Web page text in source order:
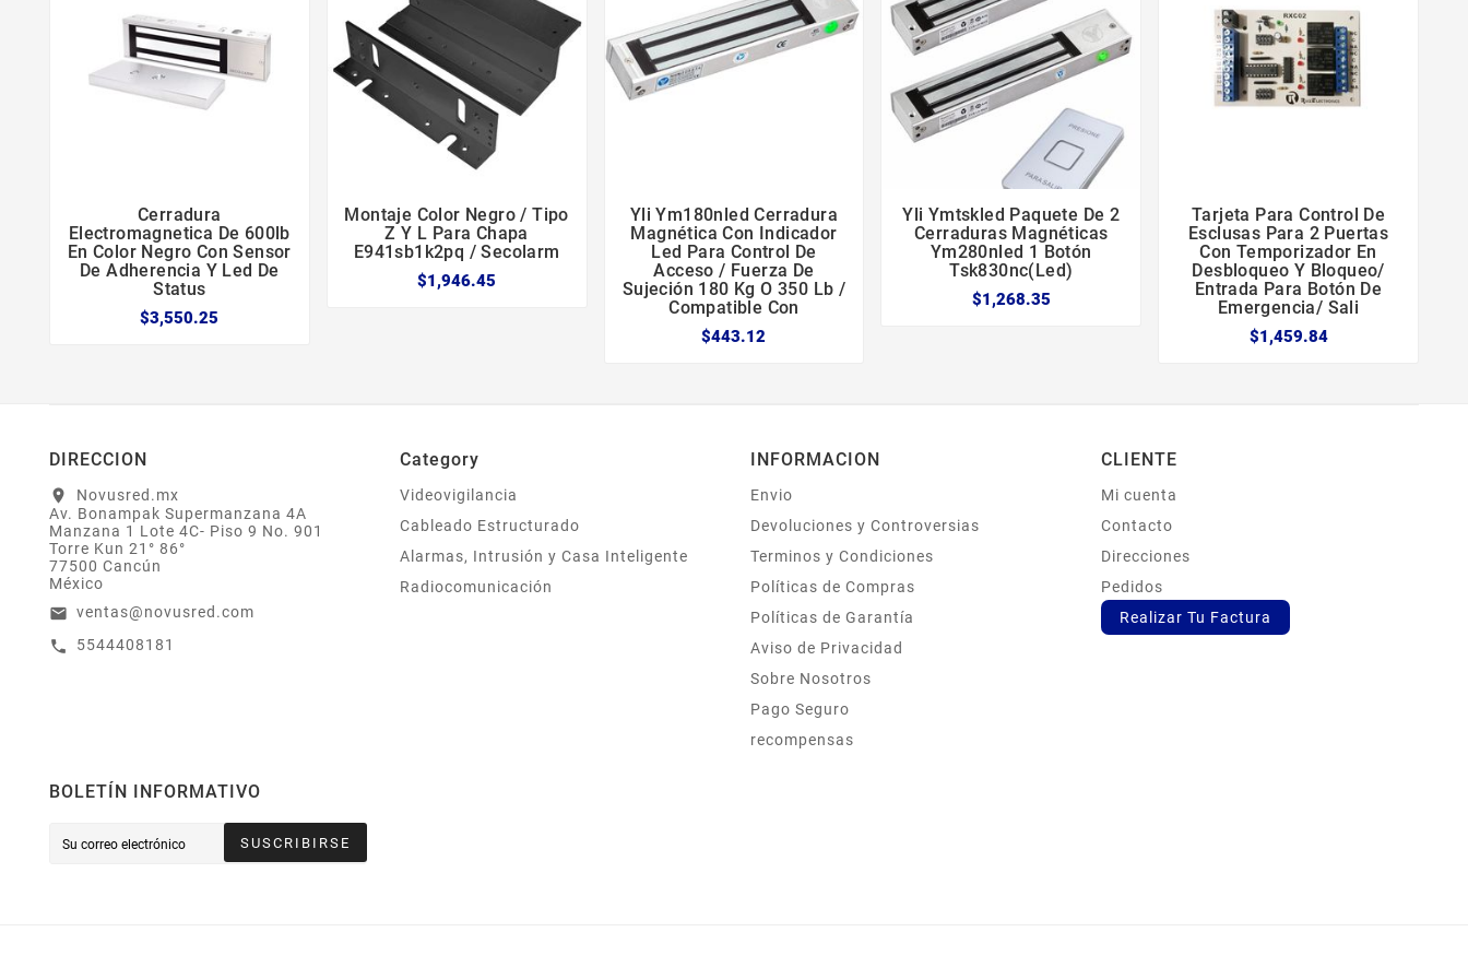
  
Cerradura
Electromagnetica De 600lb
En Color Negro Con Sensor
De Adherencia Y Led De
Status
$3,550.25
  
Montaje Color Negro / Tipo
Z Y L Para Chapa
E941sb1k2pq / Secolarm
$1,946.45
  
Yli Ym180nled Cerradura
Magnética Con Indicador
Led Para Control De
Acceso / Fuerza De
Sujeción 180 Kg O 350 Lb /
Compatible Con
$443.12
  
Yli Ymtskled Paquete De 2
Cerraduras Magnéticas
Ym280nled 1 Botón
Tsk830nc(led)
$1,268.35
  
Tarjeta Para Control De
Esclusas Para 2 Puertas
Con Temporizador En
Desbloqueo Y Bloqueo/
Entrada Para Botón De
Emergencia/ Sali
$1,459.84
DIRECCION
location_on
Novusred.mx
Av. Bonampak Supermanzana 4A
Manzana 1 Lote 4C- Piso 9 No. 901
Torre Kun 21° 86°
77500 Cancún
México
email ventas@novusred.com
call 5544408181
Category
Videovigilancia
Cableado Estructurado
Alarmas, Intrusión y Casa Inteligente
Radiocomunicación
INFORMACION
Envio
Devoluciones y Controversias
Terminos y Condiciones
Políticas de Compras
Políticas de Garantía
Aviso de Privacidad
Sobre Nosotros
Pago Seguro
recompensas
CLIENTE
Mi cuenta
Contacto
Direcciones
Pedidos
Realizar Tu Factura
BOLETÍN INFORMATIVO
SUSCRIBIRSE